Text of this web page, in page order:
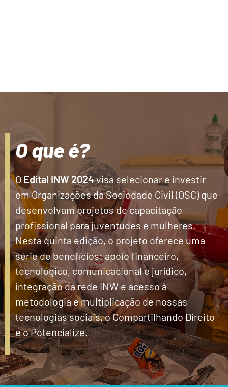
O que é?
O Edital INW 2024visa selecionar e investir
em Organizações da Sociedade Civil (OSC) que
desenvolvam projetos de capacitação
profissional para juventudes e mulheres.
Nesta quinta edição, o projeto oferece uma
série de benefícios: apoio financeiro,
tecnológico, comunicacional e jurídico,
integração da rede INW e acesso à
metodologia e multiplicação de nossas
tecnologias sociais, o Compartilhando Direito
e o Potencialize.